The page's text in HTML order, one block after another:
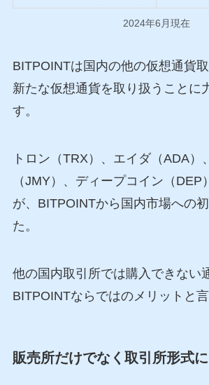
2024年6月現在
BITPOINTは国内の他の仮想通貨取
新たな仮想通貨を取り扱うことに
す。
トロン（TRX）、エイダ（ADA）
（JMY）、ディープコイン（DEP
が、BITPOINTから国内市場への
た。
他の国内取引所では購入できない
BITPOINTならではのメリットと言
販売所だけでなく取引所形式